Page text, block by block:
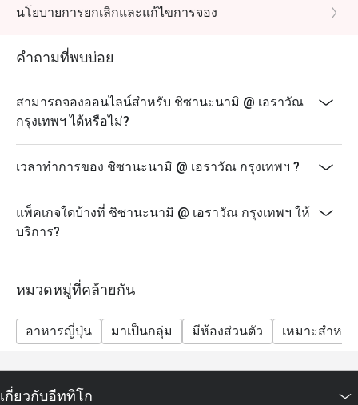
*** ส่วนลดไม่สามารถใช้ได้กับภาษีรัฐบาลและค่าบริการ
นโยบายการยกเลิกและแก้ไขการจอง
คำถามที่พบบ่อย
สามารถจองออนไลน์สำหรับ ชิซานะนามิ @ เอราวัณ
กรุงเทพฯ ได้หรือไม่?
เวลาทำการของ ชิซานะนามิ @ เอราวัณ กรุงเทพฯ ?
แพ็คเกจใดบ้างที่ ชิซานะนามิ @ เอราวัณ กรุงเทพฯ ให้
บริการ?
หมวดหมู่ที่คล้ายกัน
อาหารญี่ปุ่น มาเป็นกลุ่ม มีห้องส่วนตัว เหมาะสำหรั
เกี่ยวกับอีททิโก